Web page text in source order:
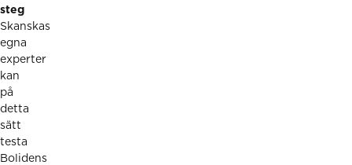
steg
Skanskas
egna
experter
kan
på
detta
sätt
testa
Bolidens